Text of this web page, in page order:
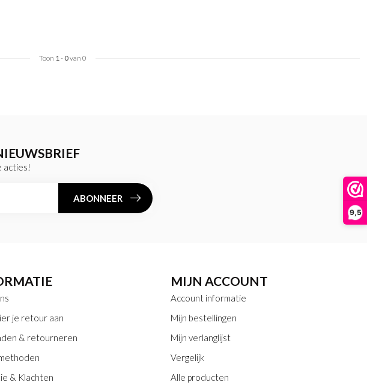
9,5
Toon 1- 0van 0
acties!
ABONNEER
je retour aan
& retourneren
& Klachten
MIJN ACCOUNT
Account informatie
Mijn bestellingen
Mijn verlanglijst
Vergelijk
Alle producten